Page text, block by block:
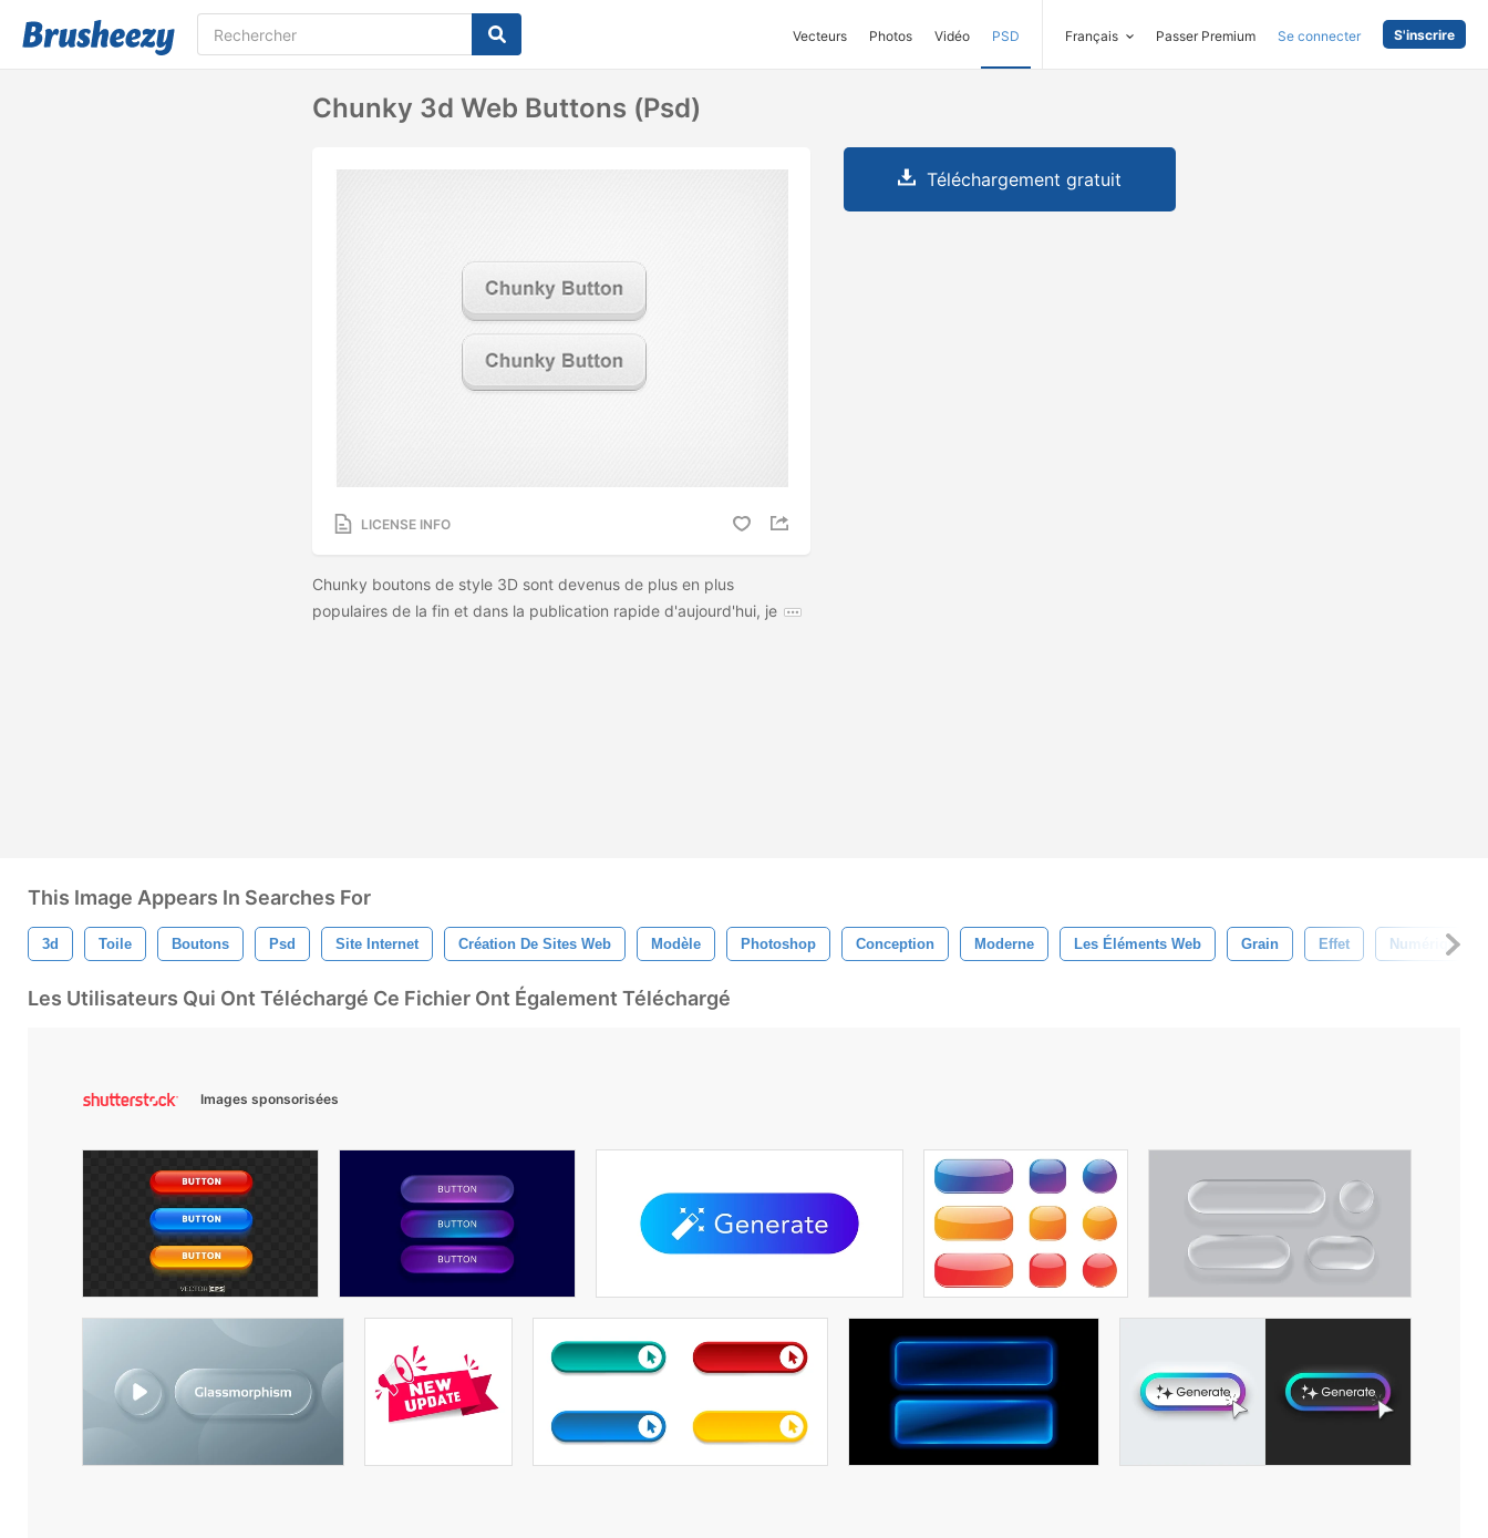
Vecteurs Photos Vidéo PSD Français Passer Premium Se connecter S'inscrire
Chunky 3d Web Buttons (psd)
LICENSE INFO
Chunky boutons de style 3D sont devenus de plus en plus
populaires de la fin et dans la publication rapide d'aujourd'hui, je
Téléchargement gratuit
This Image Appears In Searches For
3d Toile Boutons Psd Site Internet Création De Sites Web Modèle Photoshop Conception Moderne Les Éléments Web Grain Effet Numérique
Les Utilisateurs Qui Ont Téléchargé Ce Fichier Ont Également Téléchargé
Images sponsorisées